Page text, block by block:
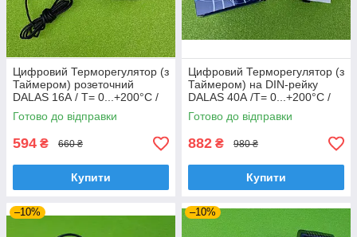
Цифровий Терморегулятор (з
Таймером) розеточний
DALAS 16А / Т= 0...+200°С /
220V / L=1,5м до автоклава,
дистилятора, стерилізатора
Готово до відправки
594 ₴ 660 ₴
Купити
Цифровий Терморегулятор (з
Таймером) на DIN-рейку
DALAS 40А /Т= 0...+200°С /
220V /L=1,5м до автоклава,
дистилятора, стерилізатора
Готово до відправки
882 ₴ 980 ₴
Купити
–10% –10%